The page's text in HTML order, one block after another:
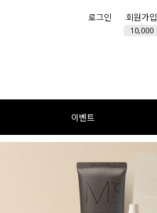
로그인 회원가입
10,000
이벤트